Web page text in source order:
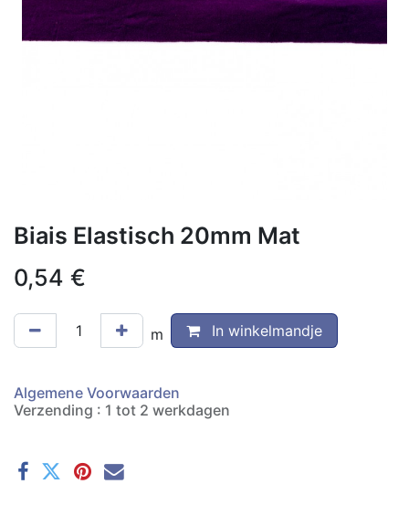
Biais Elastisch 20mm Mat
0,54 €
m In winkelmandje
Algemene Voorwaarden
Verzending : 1 tot 2 werkdagen